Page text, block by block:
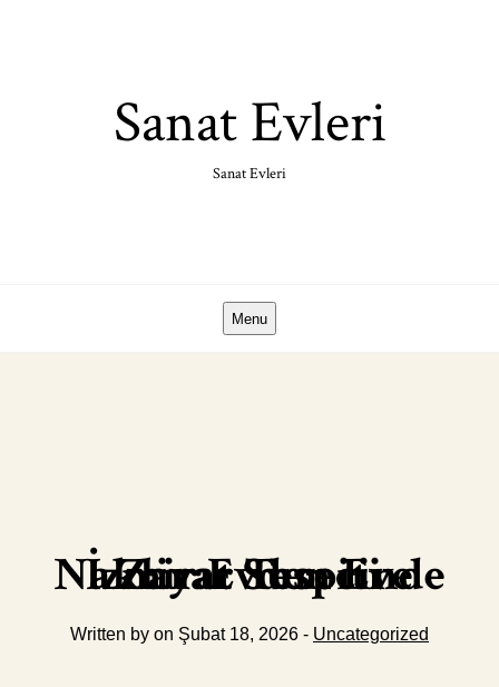
Sanat Evleri
Sanat Evleri
Menu
İzmir Evden Eve Nakliyat Surecinde Zarar Tespiti
Written by on Şubat 18, 2026 - Uncategorized